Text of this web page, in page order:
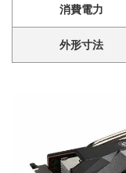
消費電力
外形寸法